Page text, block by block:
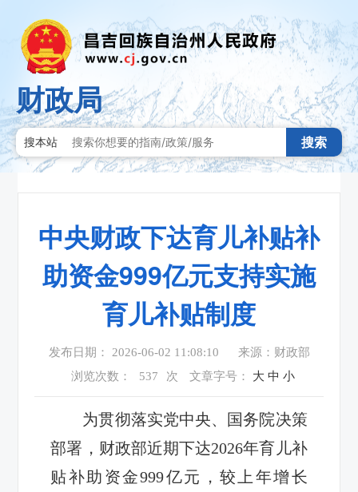
财政局
搜本站 搜索
中央财政下达育儿补贴补
助资金999亿元支持实施
育儿补贴制度
发布日期： 2026-06-02 11:08:10
来源：财政部
浏览次数：
537 次 文章字号： 大 中 小
为贯彻落实党中央、国务院决策
部署，财政部近期下达2026年育儿补
贴补助资金999亿元，较上年增长